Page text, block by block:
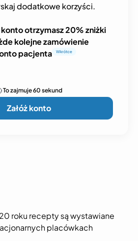
dodatkowe korzyści.
otrzymasz 20% zniżki
kolejne zamówienie
pacjenta
Wkrótce
To zajmuje 60 sekund
Załóż konto
roku recepty są wystawiane
placówkach